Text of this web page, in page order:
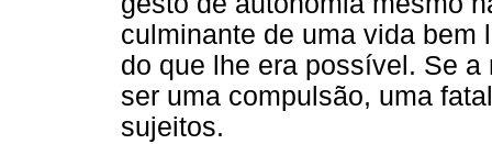
culminante de uma vida bem
do que lhe era possível. Se
ser uma compulsão, uma
sujeitos.